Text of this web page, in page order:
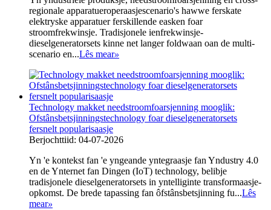
regionale apparatueroperaasjescenario's hawwe ferskate
elektryske apparatuer ferskillende easken foar
stroomfrekwinsje. Tradisjonele ienfrekwinsje-
dieselgeneratorsets kinne net langer foldwaan oan de multi-
scenario en...Lês mear»
Technology makket needstroomfoarsjenning mooglik:
Ofstânsbetsjinningstechnology foar dieselgeneratorsets
fersnelt popularisaasje
Berjochttiid: 04-07-2026
Yn 'e kontekst fan 'e yngeande yntegraasje fan Yndustry 4.0
en de Ynternet fan Dingen (IoT) technology, belibje
tradisjonele dieselgeneratorsets in yntelliginte transformaasje-
opkomst. De brede tapassing fan ôfstânsbetsjinning fu...Lês
mear»